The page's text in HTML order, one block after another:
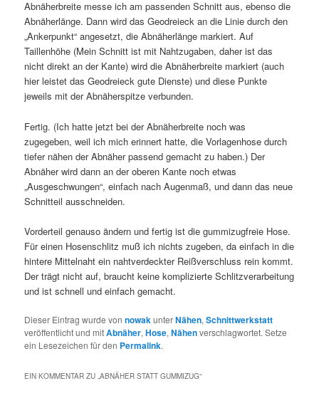
Abnäherbreite messe ich am passenden Schnitt aus, ebenso die
Abnäherlänge. Dann wird das Geodreieck an die Linie durch den
„Ankerpunkt“ angesetzt, die Abnäherlänge markiert. Auf
Taillenhöhe (Mein Schnitt ist mit Nahtzugaben, daher ist das
nicht direkt an der Kante) wird die Abnäherbreite markiert (auch
hier leistet das Geodreieck gute Dienste) und diese Punkte
jeweils mit der Abnäherspitze verbunden.
Fertig. (Ich hatte jetzt bei der Abnäherbreite noch was
zugegeben, weil ich mich erinnert hatte, die Vorlagenhose durch
tiefer nähen der Abnäher passend gemacht zu haben.) Der
Abnäher wird dann an der oberen Kante noch etwas
„Ausgeschwungen“, einfach nach Augenmaß, und dann das neue
Schnitteil ausschneiden.
Vorderteil genauso ändern und fertig ist die gummizugfreie Hose.
Für einen Hosenschlitz muß ich nichts zugeben, da einfach in die
hintere Mittelnaht ein nahtverdeckter Reißverschluss rein kommt.
Der trägt nicht auf, braucht keine komplizierte Schlitzverarbeitung
und ist schnell und einfach gemacht.
Dieser Eintrag wurde vonnowakunterNähen,Schnittwerkstatt
veröffentlicht und mitAbnäher,Hose,Nähenverschlagwortet. Setze
ein Lesezeichen für den Permalink.
EIN KOMMENTAR ZU „ABNÄHER STATT GUMMIZUG“